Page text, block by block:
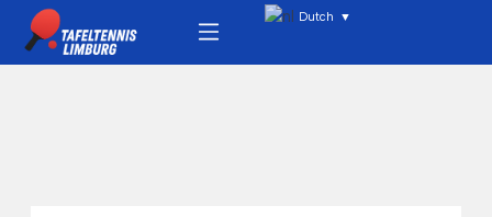
naar
de
Menu Dutch ▼